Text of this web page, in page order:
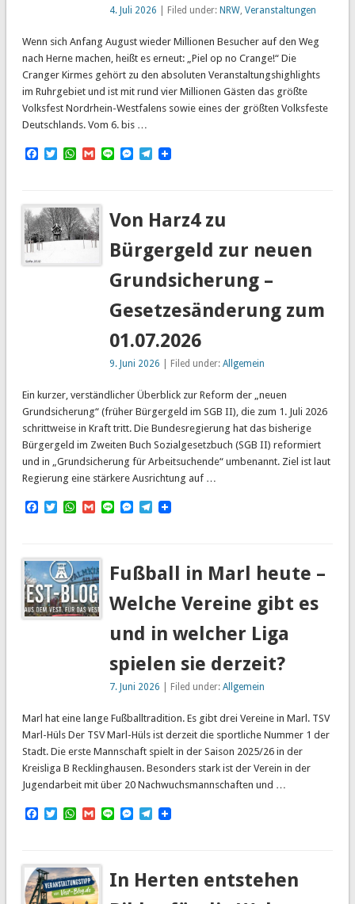
4. Juli 2026 | Filed under: NRW,Veranstaltungen
Wenn sich Anfang August wieder Millionen Besucher auf den Weg
nach Herne machen, heißt es erneut: „Piel op no Crange!“ Die
Cranger Kirmes gehört zu den absoluten Veranstaltungshighlights
im Ruhrgebiet und ist mit rund vier Millionen Gästen das größte
Volksfest Nordrhein-Westfalens sowie eines der größten Volksfeste
Deutschlands. Vom 6. bis …
Facebook
TwitterWhatsApp
Gmail
LineMessenger
Telegram
Von Harz4 zu
Bürgergeld zur neuen
Grundsicherung –
Gesetzesänderung zum
01.07.2026
9. Juni 2026 | Filed under:Allgemein
Ein kurzer, verständlicher Überblick zur Reform der „neuen
Grundsicherung“ (früher Bürgergeld im SGB II), die zum 1. Juli 2026
schrittweise in Kraft tritt. Die Bundesregierung hat das bisherige
Bürgergeld im Zweiten Buch Sozialgesetzbuch (SGB II) reformiert
und in „Grundsicherung für Arbeitsuchende“ umbenannt. Ziel ist laut
Regierung eine stärkere Ausrichtung auf …
Facebook
TwitterWhatsApp
Gmail
LineMessenger
Telegram
Fußball in Marl heute –
Welche Vereine gibt es
und in welcher Liga
spielen sie derzeit?
7. Juni 2026 | Filed under:Allgemein
Marl hat eine lange Fußballtradition. Es gibt drei Vereine in Marl. TSV
Marl-Hüls Der TSV Marl-Hüls ist derzeit die sportliche Nummer 1 der
Stadt. Die erste Mannschaft spielt in der Saison 2025/26 in der
Kreisliga B Recklinghausen. Besonders stark ist der Verein in der
Jugendarbeit mit über 20 Nachwuchsmannschaften und …
Facebook
TwitterWhatsApp
Gmail
LineMessenger
Telegram
In Herten entstehen